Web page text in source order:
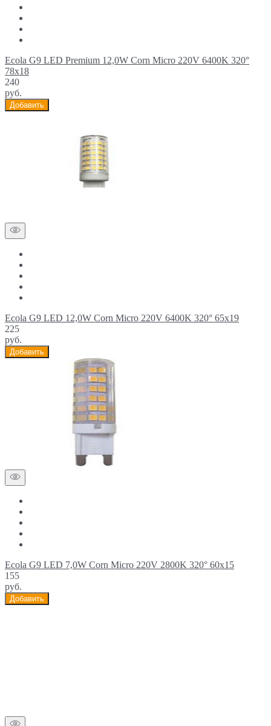
Ecola G9 LED Premium 12,0W Corn Micro 220V 6400K 320°
78x18
240
руб.
Добавить
Ecola G9 LED 12,0W Corn Micro 220V 6400K 320° 65x19
225
руб.
Добавить
Ecola G9 LED 7,0W Corn Micro 220V 2800K 320° 60x15
155
руб.
Добавить